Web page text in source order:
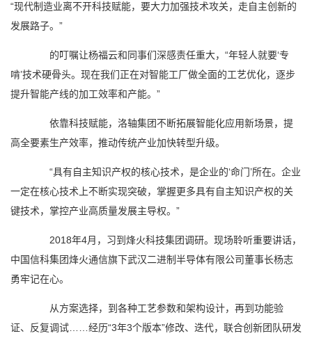
“现代制造业离不开科技赋能，要大力加强技术攻关，走自主创新的
发展路子。”
的叮嘱让杨福云和同事们深感责任重大，“年轻人就要‘专
啃’技术硬骨头。现在我们正在对智能工厂做全面的工艺优化，逐步
提升智能产线的加工效率和产能。”
依靠科技赋能，洛轴集团不断拓展智能化应用新场景，提
高全要素生产效率，推动传统产业加快转型升级。
“具有自主知识产权的核心技术，是企业的‘命门’所在。企业
一定在核心技术上不断实现突破，掌握更多具有自主知识产权的关
键技术，掌控产业高质量发展主导权。”
2018年4月，习到烽火科技集团调研。现场聆听重要讲话，
中国信科集团烽火通信旗下武汉二进制半导体有限公司董事长杨志
勇牢记在心。
从方案选择，到各种工艺参数和架构设计，再到功能验
证、反复调试……经历“3年3个版本”修改、迭代，联合创新团队研发